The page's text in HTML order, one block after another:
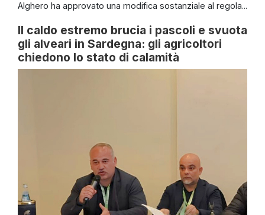
Alghero ha approvato una modifica sostanziale al regola...
Il caldo estremo brucia i pascoli e svuota
gli alveari in Sardegna: gli agricoltori
chiedono lo stato di calamità